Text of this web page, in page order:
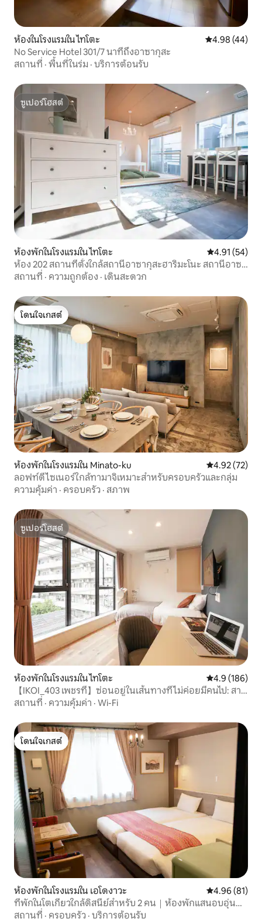
ห้องในโรงแรมใน ไทโตะ คะแนนเฉลี่ย
4.98 (44)
No Service Hotel 301/7 นาทีถึงอาซากุสะ
สถานที่ · พื้นที่ในร่ม · บริการต้อนรับ
ซูเปอร์โฮสต์
ซูเปอร์โฮสต์
ห้องพักในโรงแรมใน ไทโตะ คะแนนเฉลี่ย
4.91 (54)
ห้อง 202 สถานที่ตั้งใกล้สถานีอาซากุสะฮาริมะโนะ สถานีอาซา
กุสะฮาริมะโนะ เดิน 3 นาที อาซากุสะ อากิฮาบาระ อุเอโนะ
เนดะและนาริตะ
สถานที่ · ความถูกต้อง · เดินสะดวก
โดนใจเกสต์
โดนใจเกสต์
ห้องพักในโรงแรมใน Minato-ku คะแนนเฉลี่ย
4.92 (72)
ลอฟท์ดีไซเนอร์ใกล้ทามาจิเหมาะสำหรับครอบครัวและกลุ่ม
ความคุ้มค่า · ครอบครัว · สภาพ
ซูเปอร์โฮสต์
ซูเปอร์โฮสต์
ห้องพักในโรงแรมใน ไทโตะ คะแนนเฉลี่ย
4.9 (186)
【IKOI_403 เพชรที่】ซ่อนอยู่ในเส้นทางที่ไม่ค่อยมีคนไป: สาย
ฮิบิยะ
สถานที่ · ความคุ้มค่า · Wi-Fi
โดนใจเกสต์
โดนใจเกสต์
ห้องพักในโรงแรมใน เอโดงาวะ คะแนนเฉลี่ย
4.96 (81)
ที่พักในโตเกียวใกล้ดิสนีย์สำหรับ 2 คน｜ห้องพักแสนอบอุ่น｜
ห้องครัว
สถานที่ · ครอบครัว · บริการต้อนรับ